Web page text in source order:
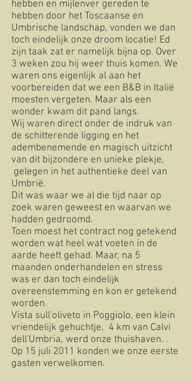
hebben en mijlenver gereden te
hebben door het Toscaanse en
Umbrische landschap, vonden we dan
toch eindelijk onze droom locatie! Ed
zijn taak zat er namelijk bijna op. Over
3 weken zou hij weer thuis komen. We
waren ons eigenlijk al aan het
voorbereiden dat we een B&B in Italië
moesten vergeten. Maar als een
wonder kwam dit pand langs.
Wij waren direct onder de indruk van
de schitterende ligging en het
adembenemende en magisch uitzicht
van dit bijzondere en unieke plekje,
gelegen in het authentieke deel van
Umbrië.
Dit was waar we al die tijd naar op
zoek waren geweest en waarvan we
hadden gedroomd.
Toen moest het contract nog getekend
worden wat heel wat voeten in de
aarde heeft gehad. Maar, na 5
maanden onderhandelen en stress
was er dan toch eindelijk
overeenstemming en kon er getekend
worden.
Vista sull'oliveto in Poggiolo, een klein
vriendelijk gehuchtje, 4 km van Calvi
dell'Umbria, werd onze thuishaven. .
Op 15 juli 2011 konden we onze eerste
gasten verwelkomen.​​​